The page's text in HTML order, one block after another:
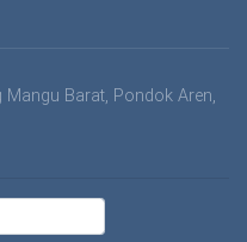
Barat, Pondok Aren,